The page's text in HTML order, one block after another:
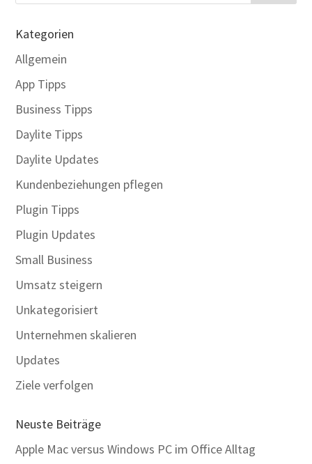
Kategorien
Allgemein
App Tipps
Business Tipps
Daylite Tipps
Daylite Updates
Kundenbeziehungen pflegen
Plugin Tipps
Plugin Updates
Small Business
Umsatz steigern
Unkategorisiert
Unternehmen skalieren
Updates
Ziele verfolgen
Neuste Beiträge
Apple Mac versus Windows PC im Office Alltag